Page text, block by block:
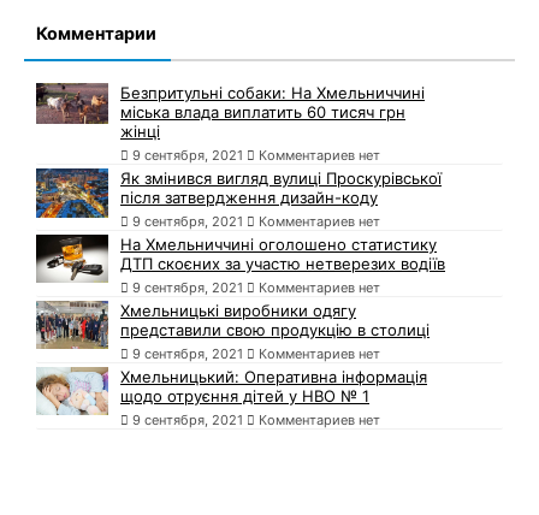
Комментарии
Безпритульні собаки: На Хмельниччині
міська влада виплатить 60 тисяч грн
жінці
9 сентября, 2021 Комментариев нет
Як змінився вигляд вулиці Проскурівської
після затвердження дизайн-коду
9 сентября, 2021 Комментариев нет
На Хмельниччині оголошено статистику
ДТП скоєних за участю нетверезих водіїв
9 сентября, 2021 Комментариев нет
Хмельницькі виробники одягу
представили свою продукцію в столиці
9 сентября, 2021 Комментариев нет
Хмельницький: Оперативна інформація
щодо отруєння дітей у НВО № 1
9 сентября, 2021 Комментариев нет